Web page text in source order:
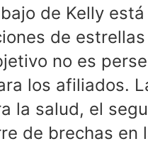
de Kelly
de
no es
los afiliados.
la salud, el
de brechas en